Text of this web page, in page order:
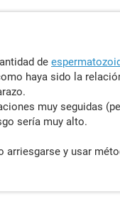
de
haya sido la
muy seguidas
sería muy alto.
y usar